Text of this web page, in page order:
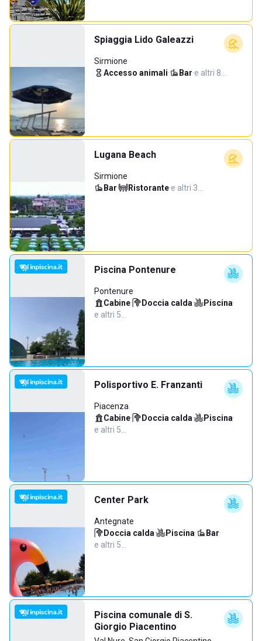
Spiaggia Lido Galeazzi
Sirmione
Accesso animali· Bar·e altri 8…
Lugana Beach
Sirmione
Bar· Ristorante·e altri 3…
Piscina Pontenure
Pontenure
Cabine· Doccia calda· Piscina·
e altri 5…
Polisportivo E. Franzanti
Piacenza
Cabine· Doccia calda· Piscina·
e altri 5…
Center Park
Antegnate
Doccia calda· Piscina· Bar·
e altri 5…
Piscina comunale di S.
Giorgio Piacentino